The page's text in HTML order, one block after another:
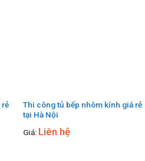
Thi công tủ bếp nhôm kính giá rẻ
tại Hà Nội
Giá: Liên hệ